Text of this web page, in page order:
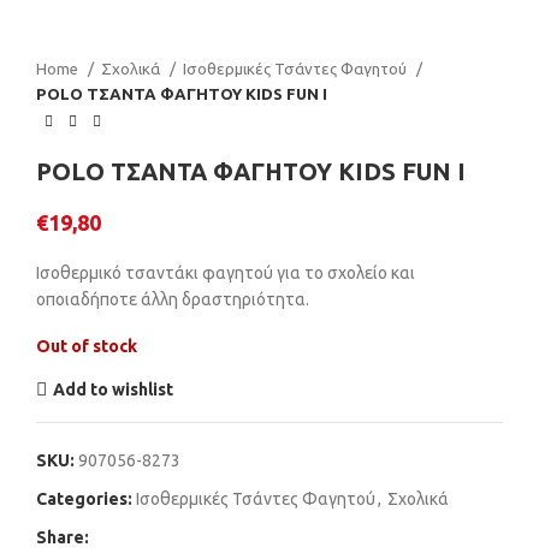
Home Σχολικά
Ισοθερμικές Τσάντες Φαγητού
POLO ΤΣΑΝΤΑ ΦΑΓΗΤΟΥ ΚIDS FUN I
POLO ΤΣΑΝΤΑ ΦΑΓΗΤΟΥ ΚIDS FUN I
€19,80
Ισοθερμικό τσαντάκι φαγητού για το σχολείο και
οποιαδήποτε άλλη δραστηριότητα.
Out of stock
Add to wishlist
SKU: 907056-8273
Categories: Ισοθερμικές Τσάντες Φαγητού, Σχολικά
Share: